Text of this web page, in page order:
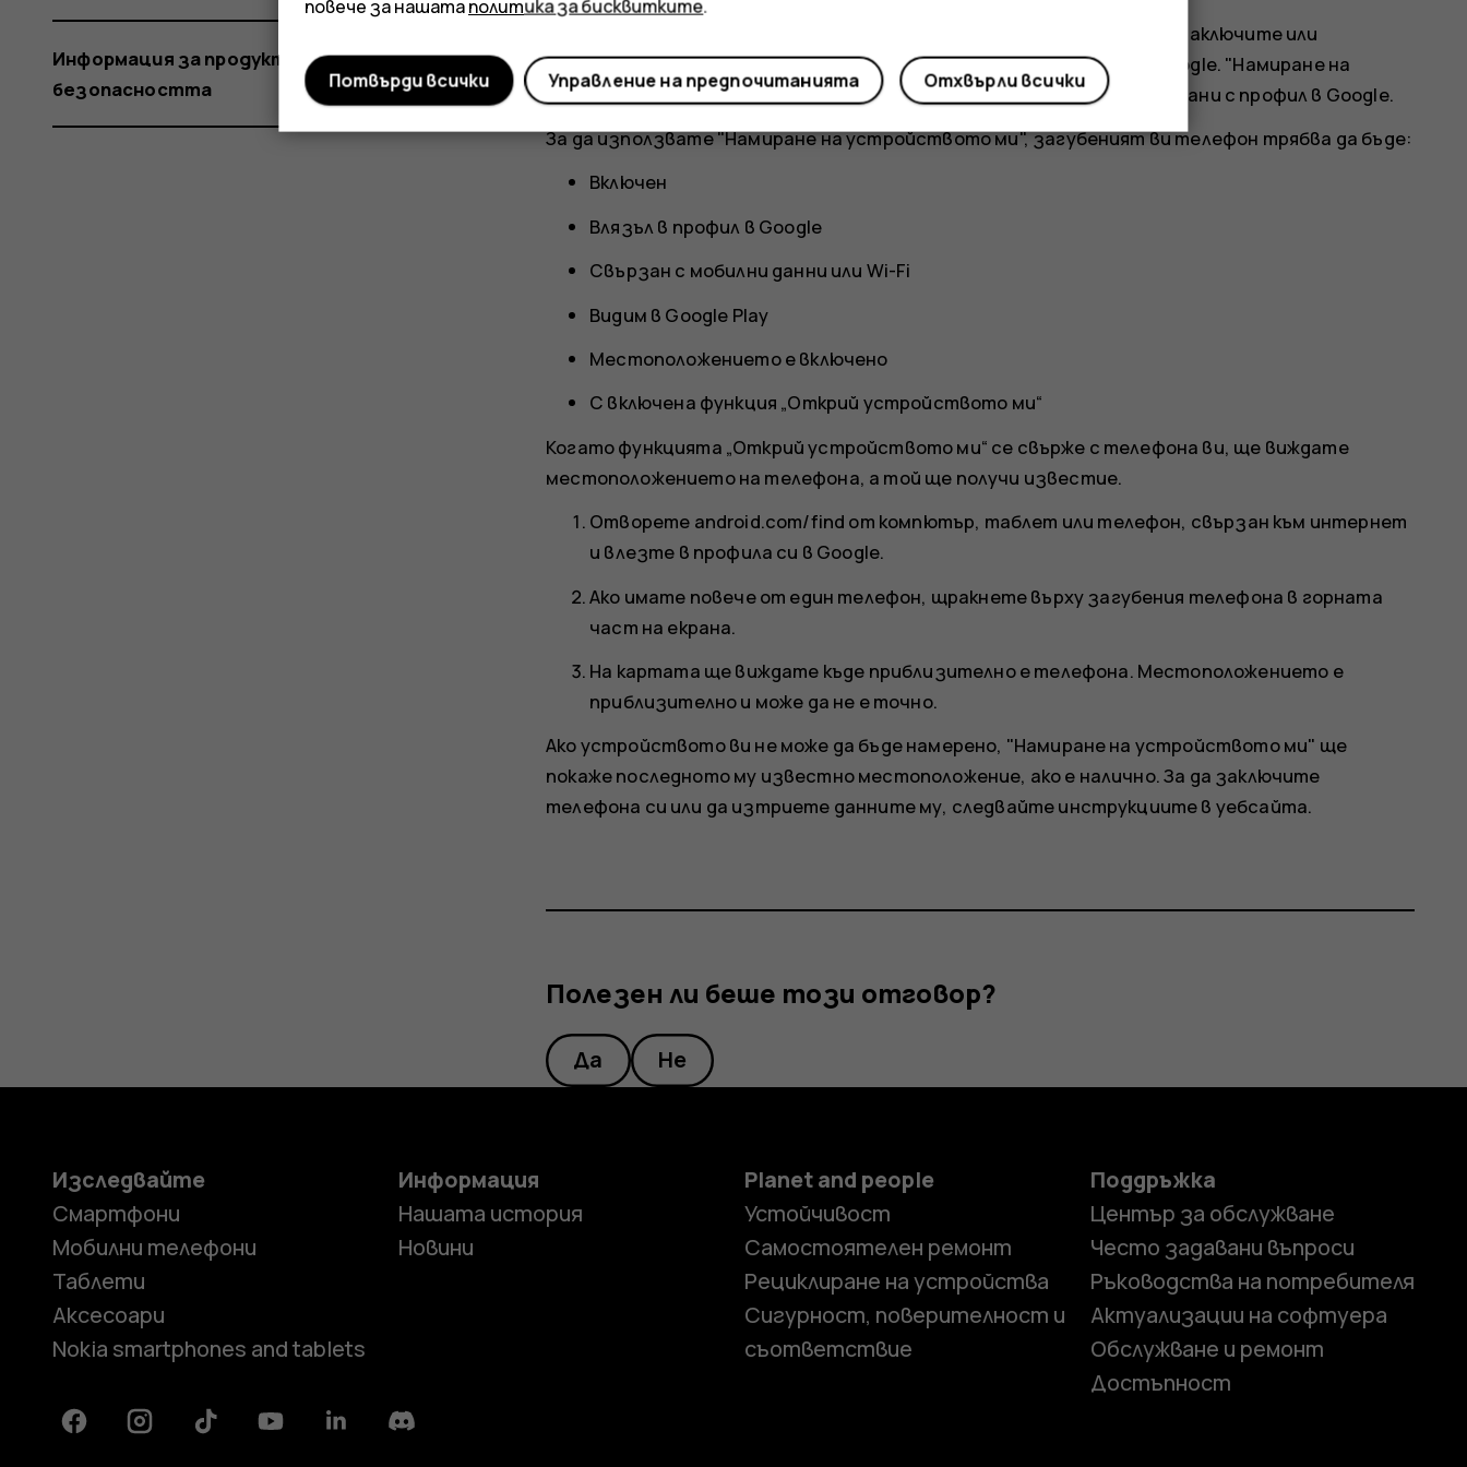
Ако загубите телефона си, е възможно да можете да го намерите, заключите или
изтриете данните му дистанционно, ако сте влезли в профил в Google. "Намиране на
устройството ми" е включено по подразбиране за телефони, свързани с профил в Google.
За да използвате "Намиране на устройството ми", загубеният ви телефон трябва да бъде:
Включен
Влязъл в профил в Google
Свързан с мобилни данни или Wi-Fi
Видим в Google Play
Местоположението е включено
С включена функция „Открий устройството ми“
Когато функцията „Открий устройството ми“ се свърже с телефона ви, ще виждате
местоположението на телефона, а той ще получи известие.
Отворете android.com/find от компютър, таблет или телефон, свързан към интернет
и влезте в профила си в Google.
Ако имате повече от един телефон, щракнете върху загубения телефона в горната
част на екрана.
На картата ще виждате къде приблизително е телефона. Местоположението е
приблизително и може да не е точно.
Ако устройството ви не може да бъде намерено, "Намиране на устройството ми" ще
покаже последното му известно местоположение, ако е налично. За да заключите
телефона си или да изтриете данните му, следвайте инструкциите в уебсайта.
Полезен ли беше този отговор?
Да Не
Информация за продукта и
безопасността
Изследвайте
Смартфони
Мобилни телефони
Таблети
Аксесоари
Nokia smartphones and tablets
Информация
Нашата история
Новини
Planet and people
Устойчивост
Самостоятелен ремонт
Рециклиране на устройства
Сигурност, поверителност и
съответствие
Поддръжка
Център за обслужване
Често задавани въпроси
Ръководства на потребителя
Актуализации на софтуера
Обслужване и ремонт
Достъпност
FacebookInstagramTiktok YoutubeLinkedinDiscord
повече за нашатаполитика за бисквитките.
Отхвърли всички
Управление на предпочитанията
Потвърди всички